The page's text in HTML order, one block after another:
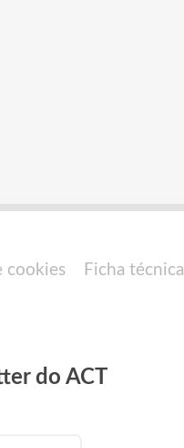
cookies Ficha técnica
do ACT